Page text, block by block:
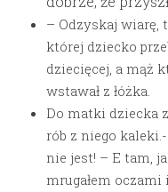
– Odzyskaj wiarę,
której dziecko
dziecięcej, a mąż
wstawał z łóżka.
Do matki dziecka
rób z niego
nie jest! – E tam,
mrugałem